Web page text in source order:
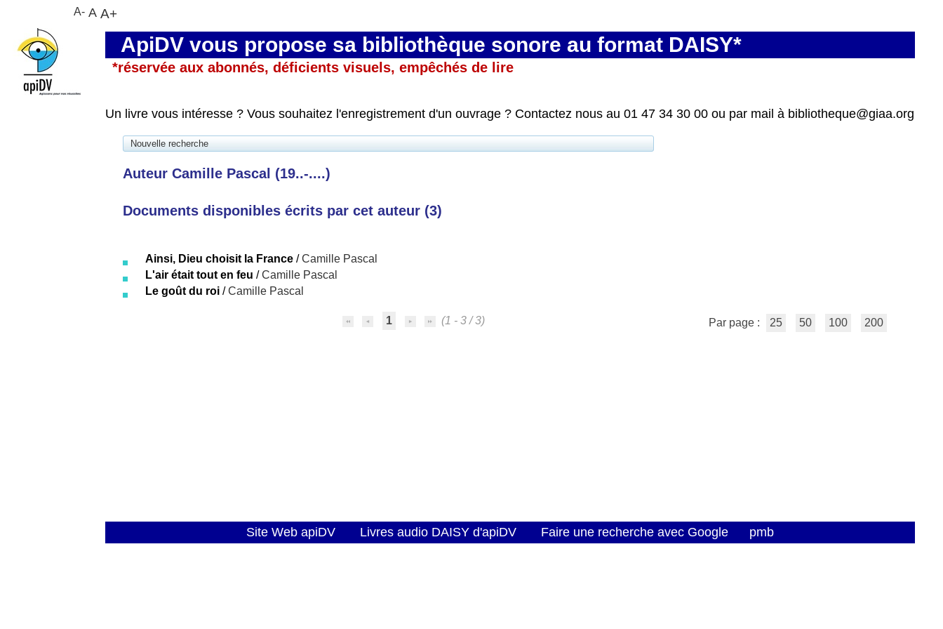
ApiDV vous propose sa bibliothèque sonore au format DAISY*
*réservée aux abonnés, déficients visuels, empêchés de lire
Un livre vous intéresse ? Vous souhaitez l'enregistrement d'un ouvrage ? Contactez nous au 01 47 34 30 00 ou par mail à bibliotheque@giaa.org
Nouvelle recherche
Auteur Camille Pascal (19..-....)
Documents disponibles écrits par cet auteur (3)
Ainsi, Dieu choisit la France /Camille Pascal
L'air était tout en feu /Camille Pascal
Le goût du roi /Camille Pascal
1 (1 - 3 / 3) Par page : 25 50 100 200
Site Web apiDV Livres audio DAISY d'apiDV Faire une recherche avec Google pmb
A- A A+